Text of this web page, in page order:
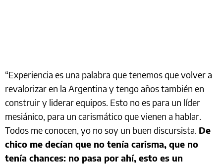
“Experiencia es una palabra que tenemos que volver a
revalorizar en la Argentina y tengo años también en
construir y liderar equipos. Esto no es para un líder
mesiánico, para un carismático que vienen a hablar.
Todos me conocen, yo no soy un buen discursista. De
chico me decían que no tenía carisma, que no
tenía chances: no pasa por ahí, esto es un